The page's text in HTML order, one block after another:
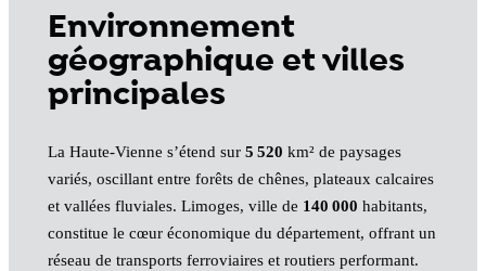
Environnement
géographique et villes
principales
La Haute-Vienne s’étend sur 5 520 km² de paysages
variés, oscillant entre forêts de chênes, plateaux calcaires
et vallées fluviales. Limoges, ville de 140 000 habitants,
constitue le cœur économique du département, offrant un
réseau de transports ferroviaires et routiers performant.